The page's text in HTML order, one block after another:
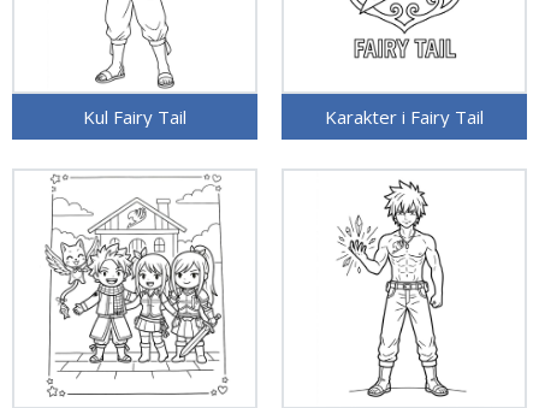
Kul Fairy Tail Karakter i Fairy Tail